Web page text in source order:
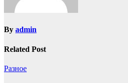
By admin
Related Post
Разное